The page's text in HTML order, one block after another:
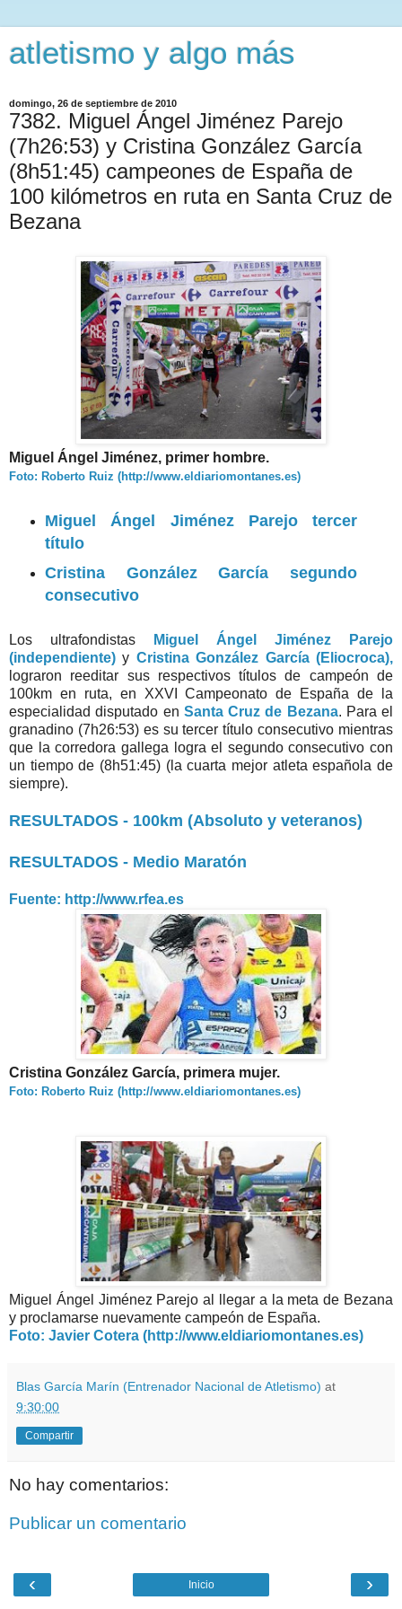
atletismo y algo más
domingo, 26 de septiembre de 2010
7382. Miguel Ángel Jiménez Parejo
(7h26:53) y Cristina González García
(8h51:45) campeones de España de
100 kilómetros en ruta en Santa Cruz de
Bezana
Miguel Ángel Jiménez, primer hombre.
Foto: Roberto Ruiz (http://www.eldiariomontanes.es)
Miguel Ángel Jiménez Parejo tercer
título
Cristina González García segundo
consecutivo
Los ultrafondistas
Miguel Ángel Jiménez Parejo
(independiente) y Cristina González García (Eliocroca),
lograron reeditar sus respectivos títulos de campeón de
100km en ruta, en XXVI Campeonato de España de la
especialidad disputado en Santa Cruz de Bezana. Para el
granadino (7h26:53) es su tercer título consecutivo mientras
que la corredora gallega logra el segundo consecutivo con
un tiempo de (8h51:45) (la cuarta mejor atleta española de
siempre).
RESULTADOS - 100km (Absoluto y veteranos)
RESULTADOS - Medio Maratón
Fuente: http://www.rfea.es
Cristina González García, primera mujer.
Foto: Roberto Ruiz (http://www.eldiariomontanes.es)
Miguel Ángel Jiménez Parejo al llegar a la meta de Bezana
y proclamarse nuevamente campeón de España.
Foto: Javier Cotera (http://www.eldiariomontanes.es)
Blas García Marín (Entrenador Nacional de Atletismo) at
9:30:00
Compartir
No hay comentarios:
Publicar un comentario
‹ ›
Inicio